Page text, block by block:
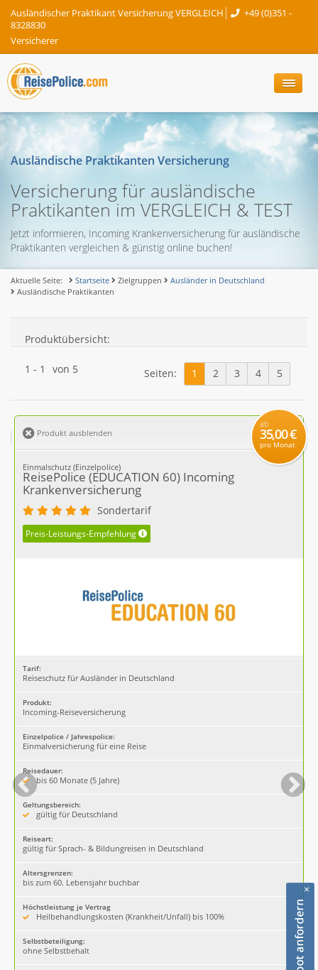
Ausländischer Praktikant Versicherung VERGLEICH
+49 (0)351 -
8328830
Versicherer
Ausländische Praktikanten Versicherung
Versicherung für ausländische
Praktikanten im VERGLEICH & TEST
Jetzt informieren, Incoming Krankenversicherung für ausländische
Praktikanten vergleichen & günstig online buchen!
Aktuelle Seite: Startseite Zielgruppen
Ausländer in Deutschland
Ausländische Praktikanten
Produktübersicht:
1 - 1 von 5 Seiten: 1 2 3 4 5
Produkt ausblenden
ab
35,00 €
pro Monat
Einmalschutz (Einzelpolice)
ReisePolice (EDUCATION 60) Incoming
Krankenversicherung
Sondertarif
Preis-Leistungs-Empfehlung
Tarif:
Reiseschutz für Ausländer in Deutschland
Produkt:
Incoming-Reiseversicherung
Einzelpolice / Jahrespolice:
Einmalversicherung für eine Reise
Reisedauer:
bis 60 Monate (5 Jahre)
Geltungsbereich:
gültig für Deutschland
Reiseart:
gültig für Sprach- & Bildungreisen in Deutschland
Altersgrenzen:
bis zum 60. Lebensjahr buchbar
Höchstleistung je Vertrag
Heilbehandlungskosten (Krankheit/Unfall) bis 100%
Selbstbeteiligung:
ohne Selbstbehalt
×